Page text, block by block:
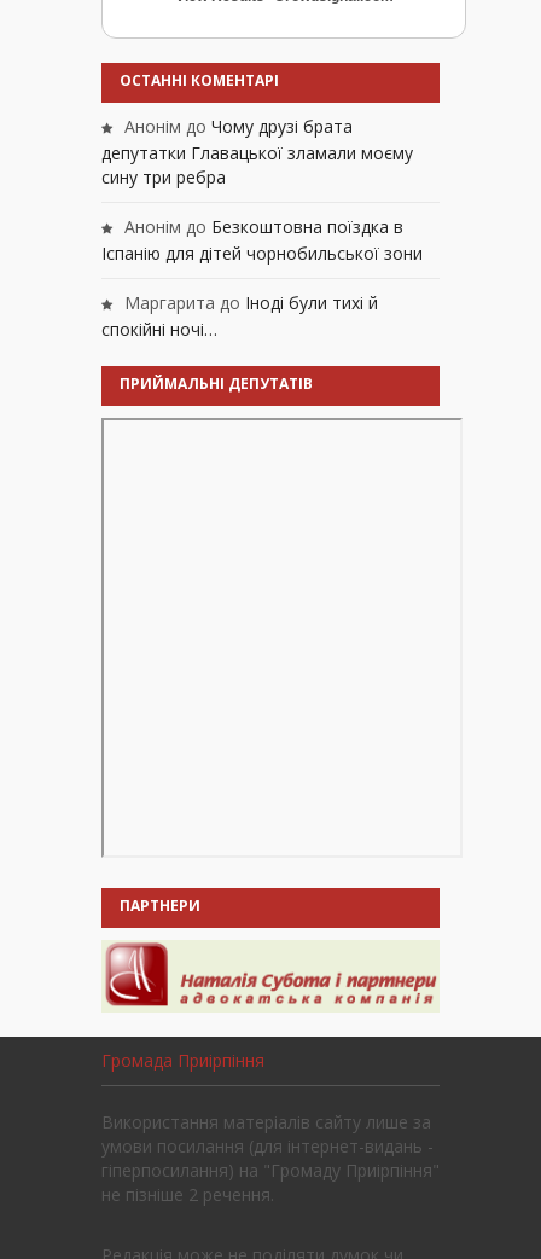
ОСТАННІ КОМЕНТАРІ
Анонім до Чому друзі брата
депутатки Главацької зламали моєму
сину три ребра
Анонім до Безкоштовна поїздка в
Іспанію для дітей чорнобильської зони
Маргарита до Іноді були тихі й
спокійні ночі…
ПРИЙМАЛЬНІ ДЕПУТАТІВ
ПАРТНЕРИ
Громада Приірпіння
Використання матеріалів сайту лише за
умови посилання (для інтернет-видань -
гіперпосилання) на "Громаду Приірпіння"
не пізніше 2 речення.